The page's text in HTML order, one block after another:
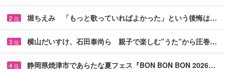
2 位 堀ちえみ 「もっと歌っていればよかった」という後悔は…
3 位 横山だいすけ、石田泰尚ら 親子で楽しむ”うた”から圧巻…
4 位 静岡県焼津市であらたな夏フェス『BON BON BON 2026…